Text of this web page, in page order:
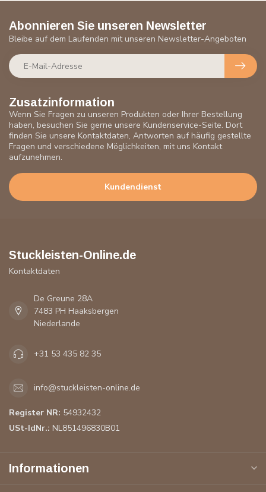
Zusatzinformation
Wenn Sie Fragen zu unseren Produkten oder Ihrer Bestellung
haben, besuchen Sie gerne unsere Kundenservice-Seite. Dort
finden Sie unsere Kontaktdaten, Antworten auf häufig gestellte
Fragen und verschiedene Möglichkeiten, mit uns Kontakt
aufzunehmen.
Kundendienst
Abonnieren Sie unseren Newsletter
Bleibe auf dem Laufenden mit unseren Newsletter-Angeboten
Stuckleisten-Online.de
Kontaktdaten
De Greune 28A
7483 PH Haaksbergen
Niederlande
+31 53 435 82 35
info@stuckleisten-online.de
Register NR: 54932432
USt-IdNr.: NL851496830B01
Informationen